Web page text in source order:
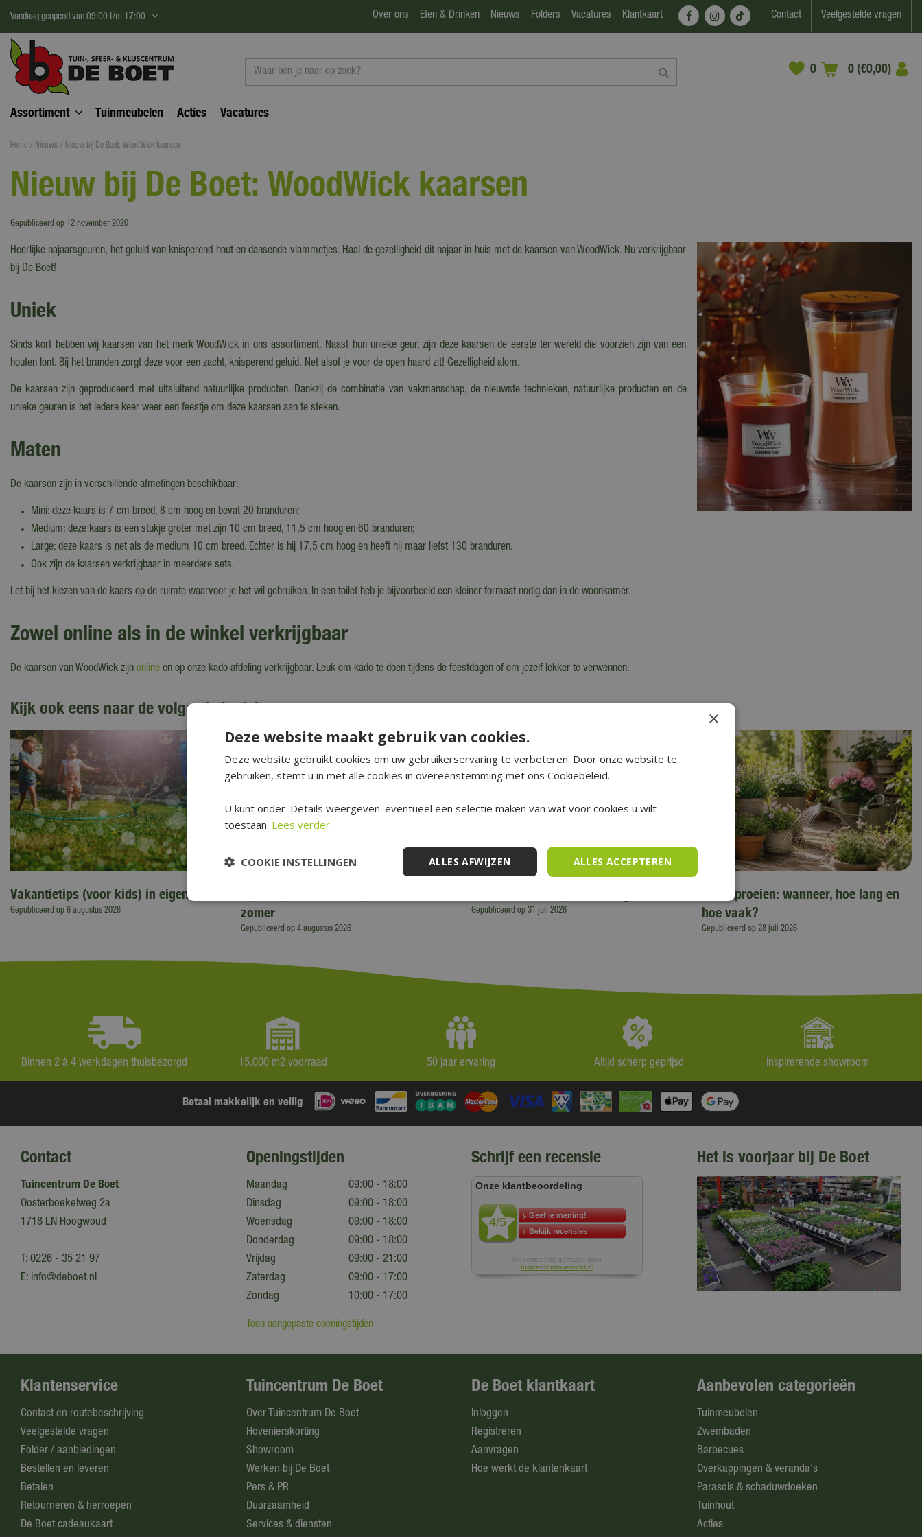
content
Home Nieuws Nieuw bij De Boet: WoodWick kaarsen
Vandaag geopend van 09:00 t/m 17:00 Over ons Eten & Drinken Nieuws Folders Vacatures Klantkaart Contact Veelgestelde vragen
0 (€0,00)
Assortiment Tuinmeubelen Acties Vacatures
Nieuw bij De Boet: WoodWick kaarsen
Gepubliceerd op 12 november 2020
Heerlijke najaarsgeuren, het geluid van knisperend hout en dansende vlammetjes. Haal de gezelligheid dit najaar in huis met de kaarsen van WoodWick. Nu verkrijgbaar
bij De Boet!
Uniek
Sinds kort hebben wij kaarsen van het merk WoodWick in ons assortiment. Naast hun unieke geur, zijn deze kaarsen de eerste ter wereld die voorzien zijn van een
houten lont. Bij het branden zorgt deze voor een zacht, knisperend geluid. Net alsof je voor de open haard zit! Gezelligheid alom.
De kaarsen zijn geproduceerd met uitsluitend natuurlijke producten. Dankzij de combinatie van vakmanschap, de nieuwste technieken, natuurlijke producten en de
unieke geuren is het iedere keer weer een feestje om deze kaarsen aan te steken.
Maten
De kaarsen zijn in verschillende afmetingen beschikbaar:
Mini: deze kaars is 7 cm breed, 8 cm hoog en bevat 20 branduren;
Medium: deze kaars is een stukje groter met zijn 10 cm breed, 11,5 cm hoog en 60 branduren;
Large: deze kaars is net als de medium 10 cm breed. Echter is hij 17,5 cm hoog en heeft hij maar liefst 130 branduren.
Ook zijn de kaarsen verkrijgbaar in meerdere sets.
Let bij het kiezen van de kaars op de ruimte waarvoor je het wil gebruiken. In een toilet heb je bijvoorbeeld een kleiner formaat nodig dan in de woonkamer.
Zowel online als in de winkel verkrijgbaar
De kaarsen van WoodWick zijn online en op onze kado afdeling verkrijgbaar. Leuk om kado te doen tijdens de feestdagen of om jezelf lekker te verwennen.
Kijk ook eens naar de volgende berichten:
Vakantietips (voor kids) in eigen tuin
Gepubliceerd op 6 augustus 2026
zomer
Gepubliceerd op 4 augustus 2026
Gepubliceerd op 31 juli 2026
Tuin sproeien: wanneer, hoe lang en
hoe vaak?
Gepubliceerd op 28 juli 2026
Binnen 2 à 4 werkdagen thuisbezorgd 15.000 m2 voorraad 50 jaar ervaring Altijd scherp geprijsd Inspirerende showroom
Betaal makkelijk en veilig
Contact
Tuincentrum De Boet
Oosterboekelweg 2a
1718 LN Hoogwoud
T: 0226 - 35 21 97
E: info@deboet.nl
Openingstijden
Maandag
09:00 - 18:00
Dinsdag
09:00 - 18:00
Woensdag
09:00 - 18:00
Donderdag
09:00 - 18:00
Vrijdag
09:00 - 21:00
Zaterdag
09:00 - 17:00
Zondag
10:00 - 17:00
Toon aangepaste openingstijden
Het is voorjaar bij De Boet
Schrijf een recensie
Klantenservice
Contact en routebeschrijving
Veelgestelde vragen
Folder / aanbiedingen
Bestellen en leveren
Betalen
Retourneren & herroepen
De Boet cadeaukaart
Tuincentrum De Boet
Over Tuincentrum De Boet
Hovenierskorting
Showroom
Werken bij De Boet
Pers & PR
Duurzaamheid
Services & diensten
De Boet klantkaart
Inloggen
Registreren
Aanvragen
Hoe werkt de klantenkaart
Aanbevolen categorieën
Tuinmeubelen
Zwembaden
Barbecues
Overkappingen & veranda's
Parasols & schaduwdoeken
Tuinhout
Acties
×
Deze website maakt gebruik van cookies.
Deze website gebruikt cookies om uw gebruikerservaring te verbeteren. Door onze website te
gebruiken, stemt u in met alle cookies in overeenstemming met ons Cookiebeleid.
U kunt onder 'Details weergeven' eventueel een selectie maken van wat voor cookies u wilt
toestaan. Lees verder
ALLES ACCEPTEREN
ALLES AFWIJZEN
COOKIE INSTELLINGEN